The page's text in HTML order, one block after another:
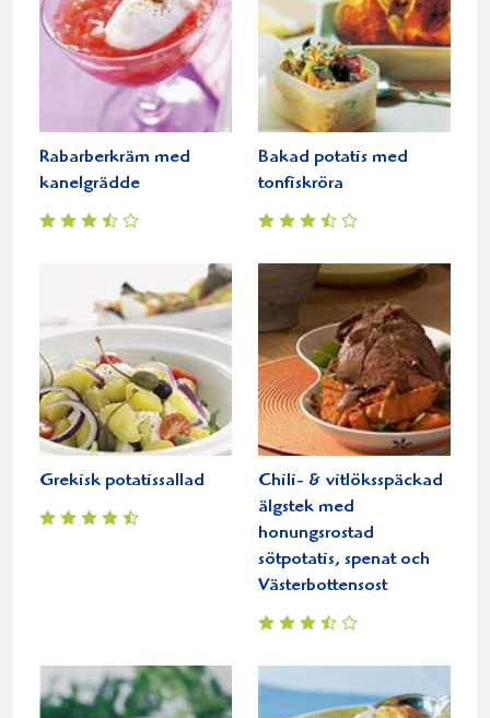
Rabarberkräm med
kanelgrädde
Bakad potatis med
tonfiskröra
Grekisk potatissallad
Chili- & vitlöksspäckad
älgstek med
honungsrostad
sötpotatis, spenat och
Västerbottensost